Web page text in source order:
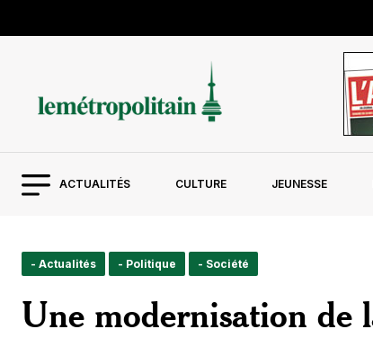
ACTUALITÉS CULTURE JEUNESSE
- Actualités - Politique - Société
Une modernisation de